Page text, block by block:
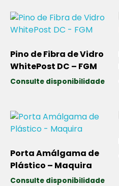
Pino de Fibra de Vidro
WhitePost DC – FGM
Consulte disponibilidade
Porta Amálgama de
Plástico – Maquira
Consulte disponibilidade